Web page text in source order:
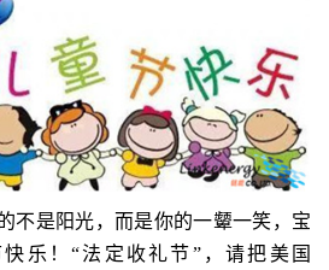
是阳光，而是你的一颦一笑，宝
乐！“法定收礼节”，请把美国